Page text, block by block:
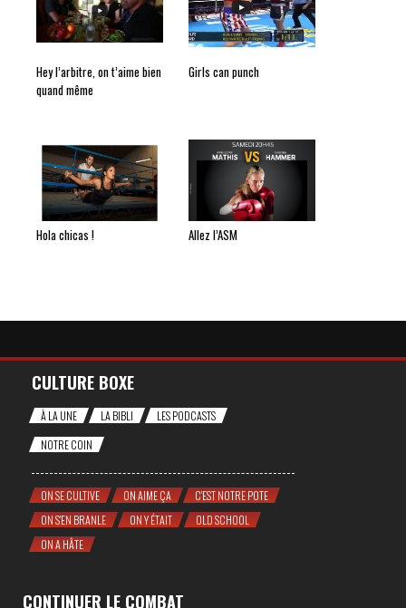
Hey l’arbitre, on t’aime bien
quand même
Girls can punch
Hola chicas ! Allez l’ASM
CULTURE BOXE
À LA UNE LA BIBLI
LES PODCASTS
NOTRE COIN
ON SE CULTIVE ON AIME ÇA
C'EST NOTRE POTE
ON S'EN BRANLE
ON Y ÉTAIT
OLD SCHOOL
ON A HÂTE
CONTINUER LE COMBAT